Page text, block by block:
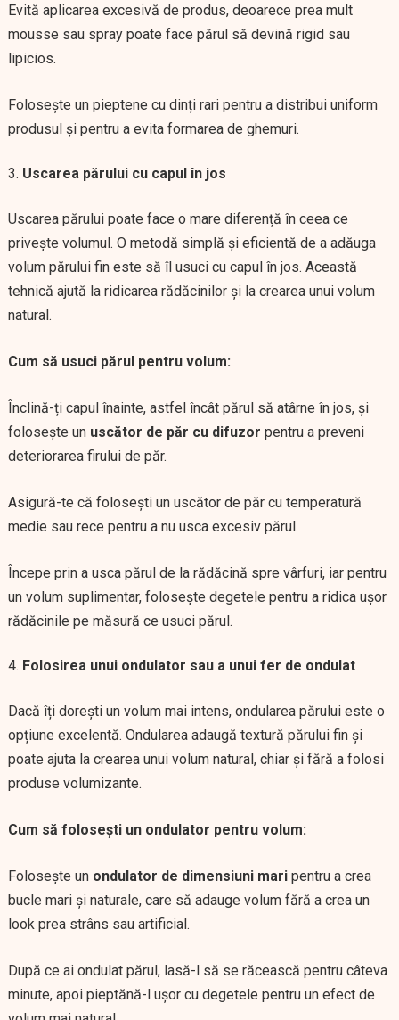
Evită aplicarea excesivă de produs, deoarece prea mult
mousse sau spray poate face părul să devină rigid sau
lipicios.
Folosește un pieptene cu dinți rari pentru a distribui uniform
produsul și pentru a evita formarea de ghemuri.
Uscarea părului cu capul în jos
Uscarea părului poate face o mare diferență în ceea ce
privește volumul. O metodă simplă și eficientă de a adăuga
volum părului fin este să îl usuci cu capul în jos. Această
tehnică ajută la ridicarea rădăcinilor și la crearea unui volum
natural.
Cum să usuci părul pentru volum:
Înclină-ți capul înainte, astfel încât părul să atârne în jos, și
folosește un uscător de păr cu difuzor pentru a preveni
deteriorarea firului de păr.
Asigură-te că folosești un uscător de păr cu temperatură
medie sau rece pentru a nu usca excesiv părul.
Începe prin a usca părul de la rădăcină spre vârfuri, iar pentru
un volum suplimentar, folosește degetele pentru a ridica ușor
rădăcinile pe măsură ce usuci părul.
Folosirea unui ondulator sau a unui fer de ondulat
Dacă îți dorești un volum mai intens, ondularea părului este o
opțiune excelentă. Ondularea adaugă textură părului fin și
poate ajuta la crearea unui volum natural, chiar și fără a folosi
produse volumizante.
Cum să folosești un ondulator pentru volum:
Folosește un ondulator de dimensiuni maripentru a crea
bucle mari și naturale, care să adauge volum fără a crea un
look prea strâns sau artificial.
După ce ai ondulat părul, lasă-l să se răcească pentru câteva
minute, apoi pieptănă-l ușor cu degetele pentru un efect de